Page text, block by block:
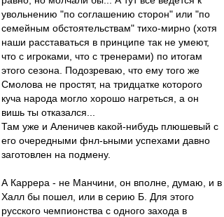
увольнению "по соглашению сторон" или "по
семейным обстоятельствам" тихо-мирно (хотя
наши расставаться в принципе так не умеют,
что с игроками, что с тренерами) по итогам
этого сезона. Подозреваю, что ему того же
Смолова не простят, на тридцатке которого
куча народа могло хорошо нагреться, а он
вишь ты отказался...
Там уже и Аленичев какой-нибудь плюшевый с
его очередными фнл-ьными успехами давно
заготовлен на подмену.
А Каррера - не Манчини, он вполне, думаю, и в
Халл бы пошел, или в серию Б. Для этого
русского чемпионства с одного захода в